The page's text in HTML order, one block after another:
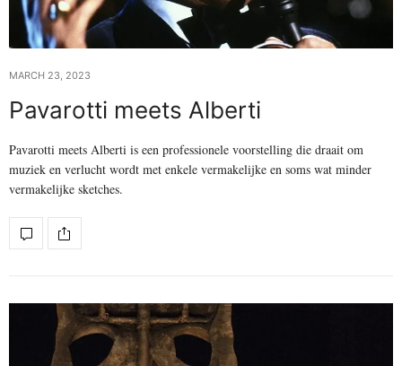
MARCH 23, 2023
Pavarotti meets Alberti
Pavarotti meets Alberti is een professionele voorstelling die draait om
muziek en verlucht wordt met enkele vermakelijke en soms wat minder
vermakelijke sketches.